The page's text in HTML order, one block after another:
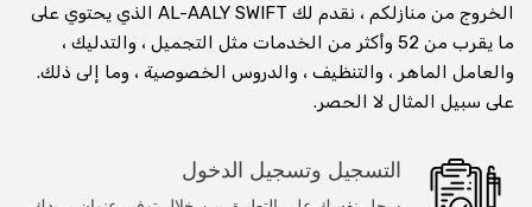
استشارة عبر الفيديو عبر الإنترنت
استشر الطبيب على مكالمة الفيديو
استشر محاميًا في مكالمة فيديو
الخروج من منازلكم ، نقدم لك AL-AALY SWIFT الذي يحتوي على
ما يقرب من 52 وأكثر من الخدمات مثل التجميل ، والتدليك ،
والعامل الماهر ، والتنظيف ، والدروس الخصوصية ، وما إلى ذلك.
على سبيل المثال لا الحصر.
التسجيل وتسجيل الدخول